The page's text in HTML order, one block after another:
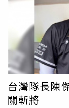
義，謝謝你讓
所以我願意。
內好友與粉絲
定要幸福」、
夠喜歡」、「
～～～～」、「
喔！」
台灣隊長陳
關斬將